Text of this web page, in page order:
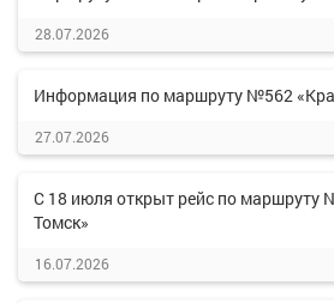
28.07.2026
Информация по маршруту №562
27.07.2026
С 18 июля открыт рейс по маршруту
Томск»
16.07.2026